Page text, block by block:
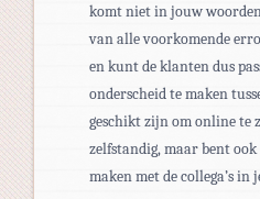
komt niet in jouw
van alle voorkomende
en kunt de klanten dus
onderscheid te maken
geschikt zijn om online te
zelfstandig, maar bent
maken met de collega’s in